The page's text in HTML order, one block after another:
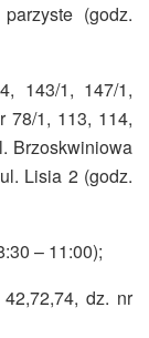
(godz.
143/1, 147/1,
78/1, 113, 114,
Brzoskwiniowa
Lisia 2 (godz.
– 11:00);
dz. nr